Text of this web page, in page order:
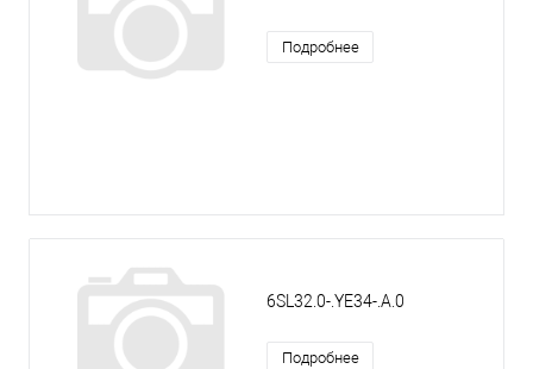
Подробнее
6SL32.0-.YE34-.A.0
Подробнее